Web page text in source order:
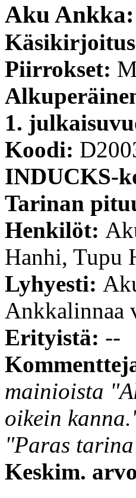
Aku
Piirrokset:
1.
Koodi:
INDUCKS-
Tarinan
Henkilöt:
Hanhi, Tupu
Lyhyesti:
Ankkalinnaa
Erityistä: --
mainioista
oikein
"Paras
Keskim.